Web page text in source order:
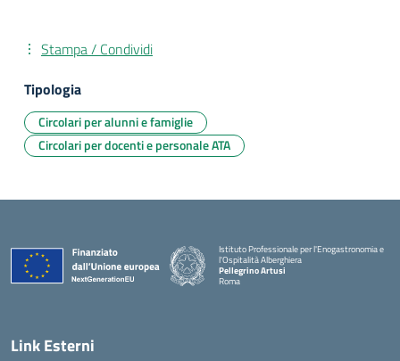
Stampa / Condividi
Tipologia
Circolari per alunni e famiglie
Circolari per docenti e personale ATA
Istituto Professionale per l'Enogastronomia e
l'Ospitalità Alberghiera
Pellegrino Artusi
Roma
Link Esterni